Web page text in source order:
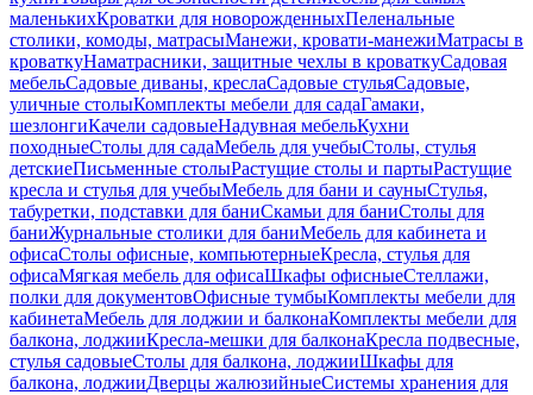
маленькихКроватки для новорожденныхПеленальные
столики, комоды, матрасыМанежи, кровати-манежиМатрасы в
кроваткуНаматрасники, защитные чехлы в кроваткуСадовая
мебельСадовые диваны, креслаСадовые стульяСадовые,
уличные столыКомплекты мебели для садаГамаки,
шезлонгиКачели садовыеНадувная мебельКухни
походныеСтолы для садаМебель для учебыСтолы, стулья
детскиеПисьменные столыРастущие столы и партыРастущие
кресла и стулья для учебыМебель для бани и сауныСтулья,
табуретки, подставки для баниСкамьи для баниСтолы для
баниЖурнальные столики для баниМебель для кабинета и
офисаСтолы офисные, компьютерныеКресла, стулья для
офисаМягкая мебель для офисаШкафы офисныеСтеллажи,
полки для документовОфисные тумбыКомплекты мебели для
кабинетаМебель для лоджии и балконаКомплекты мебели для
балкона, лоджииКресла-мешки для балконаКресла подвесные,
стулья садовыеСтолы для балкона, лоджииШкафы для
балкона, лоджииДверцы жалюзийныеСистемы хранения для